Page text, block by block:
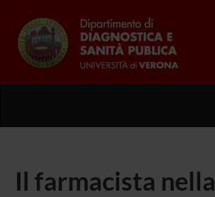
Il farmacista nella